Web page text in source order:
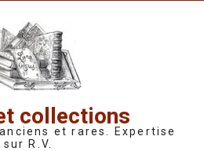
collections
et rares. Expertise
sur R.V.